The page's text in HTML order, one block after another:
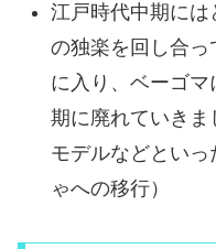
江戸時代中期に
の独楽を回し合
に入り、ベーゴ
期に廃れていきま
モデルなどとい
ゃへの移行）